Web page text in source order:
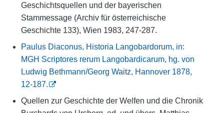
Geschichtsquellen und der bayerischen
Stammessage (Archiv für österreichische
Geschichte 133), Wien 1983, 247-287.
Paulus Diaconus, Historia Langobardorum, in:
MGH Scriptores rerum Langobardicarum, hg. von
Ludwig Bethmann/Georg Waitz, Hannover 1878,
12-187.
Quellen zur Geschichte der Welfen und die Chronik